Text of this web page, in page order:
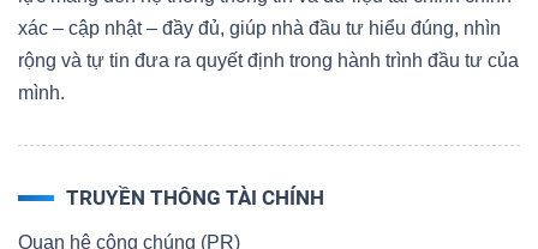
xác – cập nhật – đầy đủ, giúp nhà đầu tư hiểu đúng, nhìn
rộng và tự tin đưa ra quyết định trong hành trình đầu tư của
mình.
TRUYỀN THÔNG TÀI CHÍNH
Quan hệ công chúng (PR)